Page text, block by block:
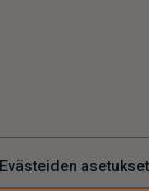
Evästeiden asetukset